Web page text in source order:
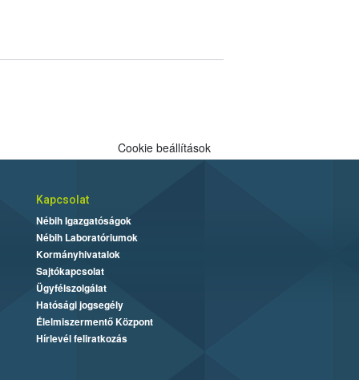
Cookie beállítások
Kapcsolat
Nébih Igazgatóságok
Nébih Laboratóriumok
Kormányhivatalok
Sajtókapcsolat
Ügyfélszolgálat
Hatósági jogsegély
Élelmiszermentő Központ
Hírlevél feliratkozás